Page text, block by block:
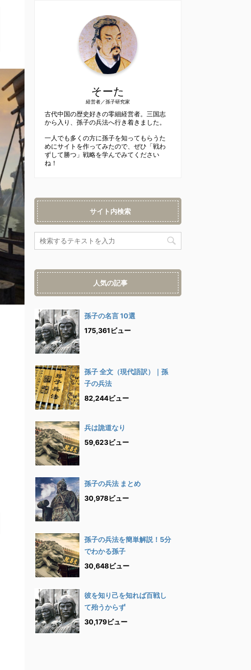
そーた
経営者／孫子研究家
古代中国の歴史好きの零細経営者。三国志
から入り、孫子の兵法へ行き着きました。
一人でも多くの方に孫子を知ってもらうた
めにサイトを作ってみたので、ぜひ「戦わ
ずして勝つ」戦略を学んでみてください
ね！
サイト内検索
人気の記事
孫子の名言 10選
175,361ビュー
孫子 全文（現代語訳）｜孫
子の兵法
82,244ビュー
兵は詭道なり
59,623ビュー
孫子の兵法 まとめ
30,978ビュー
孫子の兵法を簡単解説！5分
でわかる孫子
30,648ビュー
彼を知り己を知れば百戦し
て殆うからず
30,179ビュー